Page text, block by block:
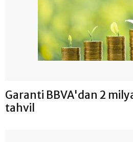
Garanti BBVA'dan 2
tahvil